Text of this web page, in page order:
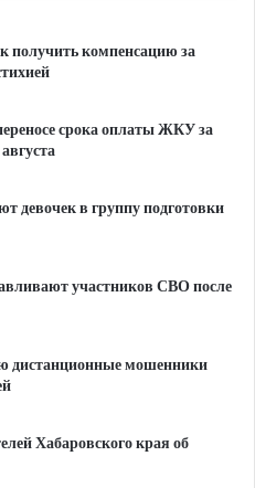
получить компенсацию за
срока оплаты ЖКУ за
девочек в группу подготовки
участников СВО после
дистанционные мошенники
Хабаровского края об